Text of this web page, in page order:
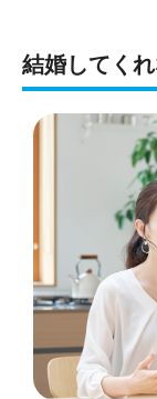
結婚してく